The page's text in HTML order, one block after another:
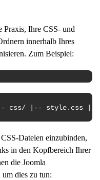
Praxis, Ihre CSS- und
innerhalb Ihres
Zum Beispiel:
|-- css/ |-- style.css
Dateien einzubinden,
in den Kopfbereich Ihrer
die Joomla
dies zu tun: